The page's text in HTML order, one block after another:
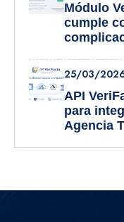
Módulo
cumple
25/03/
API
para
Agencia